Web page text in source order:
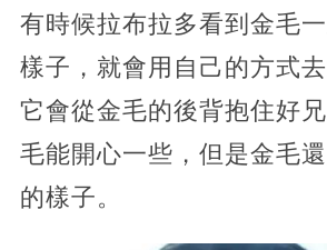
有時候拉布拉多看到金毛
樣子，就會用自己的方式去
它會從金毛的後背抱住好
毛能開心一些，但是金毛
的樣子。